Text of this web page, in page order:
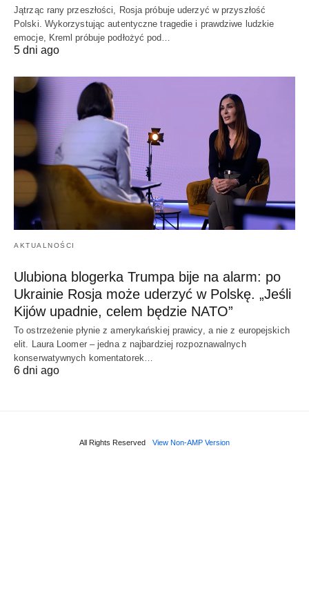
Jątrząc rany przeszłości, Rosja próbuje uderzyć w przyszłość
Polski. Wykorzystując autentyczne tragedie i prawdziwe ludzkie
emocje, Kreml próbuje podłożyć pod…
5 dni ago
AKTUALNOŚCI
Ulubiona blogerka Trumpa bije na alarm: po
Ukrainie Rosja może uderzyć w Polskę. „Jeśli
Kijów upadnie, celem będzie NATO”
To ostrzeżenie płynie z amerykańskiej prawicy, a nie z europejskich
elit. Laura Loomer – jedna z najbardziej rozpoznawalnych
konserwatywnych komentatorek…
6 dni ago
All Rights Reserved View Non-AMP Version